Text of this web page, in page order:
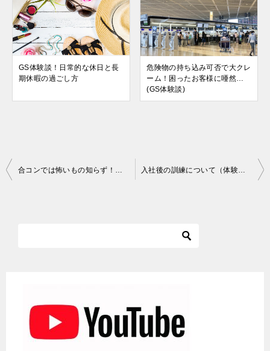
GS体験談！日常的な休日と長
期休暇の過ごし方
危険物の持ち込み可否で大クレ
ーム！困ったお客様に唖然…
(GS体験談)
投
合コンでは怖いもの知らず！モテ職グランドスタッフの恋愛事情 入社後の訓練について（体験談）